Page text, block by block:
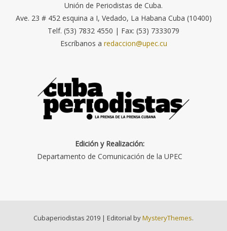
Unión de Periodistas de Cuba.
Ave. 23 # 452 esquina a I, Vedado, La Habana Cuba (10400)
Telf. (53) 7832 4550 | Fax: (53) 7333079
Escríbanos a redaccion@upec.cu
Edición y Realización:
Departamento de Comunicación de la UPEC
Cubaperiodistas 2019 | Editorial byMysteryThemes.